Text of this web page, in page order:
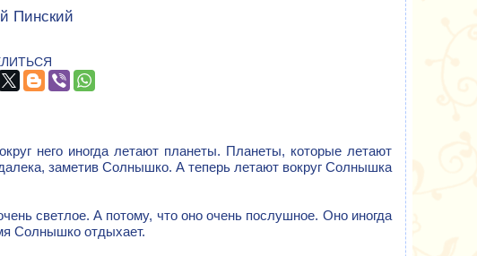
Пинский
него иногда летают планеты. Планеты, которые летают
заметив Солнышко. А теперь летают вокруг Солнышка
светлое. А потому, что оно очень послушное. Оно иногда
Солнышко отдыхает.